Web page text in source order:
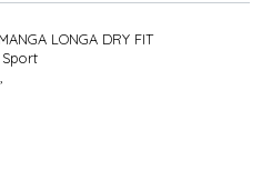
LONGA DRY FIT